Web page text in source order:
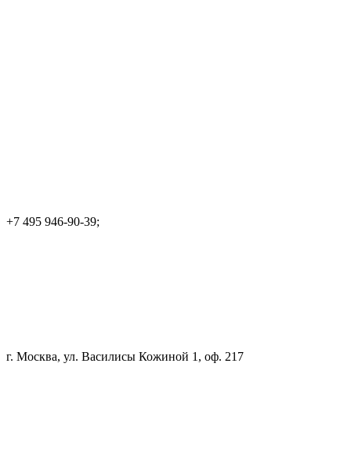
+7 495 946-90-39;
г. Москва, ул. Василисы Кожиной 1, оф. 217